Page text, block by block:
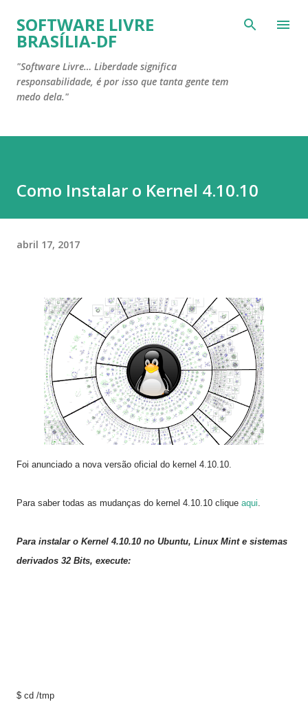
Pular para o conteúdo principal
SOFTWARE LIVRE
BRASÍLIA-DF
"Software Livre… Liberdade significa
responsabilidade, é por isso que tanta gente tem
medo dela."
Como Instalar o Kernel 4.10.10
abril 17, 2017
Foi anunciado a nova versão oficial do kernel 4.10.10.
Para saber todas as mudanças do kernel 4.10.10 clique aqui.
Para instalar o Kernel 4.10.10 no Ubuntu, Linux Mint e sistemas
derivados 32 Bits, execute:
$ cd /tmp